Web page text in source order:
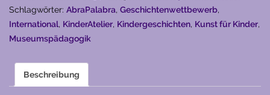
AbraPalabra
Nr.13
(2017)
Schlagwörter: AbraPalabra, Geschichtenwettbewerb,
International, KinderAtelier, Kindergeschichten, Kunst für Kinder,
Museumspädagogik
Beschreibung